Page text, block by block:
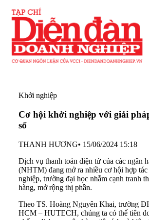
Khởi nghiệp
Cơ hội khởi nghiệp với giải
số
THANH HƯƠNG• 15/06/2024 15:18
Dịch vụ thanh toán điện tử của các ngân
(NHTM) đang mở ra nhiều cơ hội hợp tác
nghiệp, trường đại học nhằm cạnh tranh
hàng, mở rộng thị phần.
Theo TS. Hoàng Nguyên Khai, trường
HCM – HUTECH, chúng ta có thể tiên